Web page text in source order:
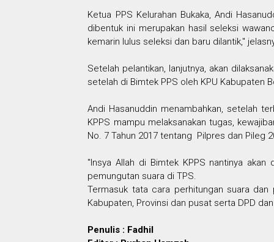
Ketua PPS Kelurahan Bukaka, Andi
dibentuk ini merupakan hasil seleksi
kemarin lulus seleksi dan baru dilantik,"
Setelah pelantikan, lanjutnya, akan
setelah di Bimtek PPS oleh KPU Kabupaten
Andi Hasanuddin menambahkan, setelah
KPPS mampu melaksanakan tugas,
No. 7 Tahun 2017 tentang Pilpres dan Pileg
"Insya Allah di Bimtek KPPS nantinya
pemungutan suara di TPS.
Termasuk tata cara perhitungan suara dan
Kabupaten, Provinsi dan pusat serta DPD
Penulis : Fadhil